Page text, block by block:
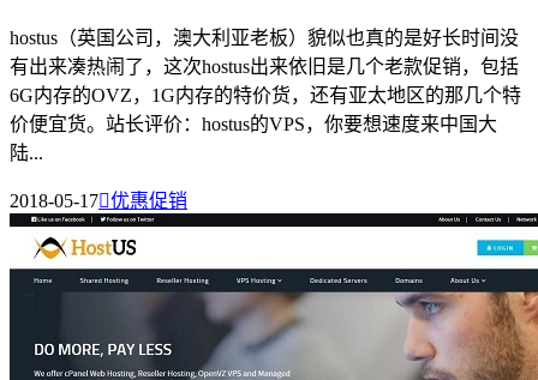
hostus（英国公司，澳大利亚老板）貌似也真的是好长时间没
有出来凑热闹了，这次hostus出来依旧是几个老款促销，包括
6G内存的OVZ，1G内存的特价货，还有亚太地区的那几个特
价便宜货。站长评价：hostus的VPS，你要想速度来中国大
陆...
2018-05-17优惠促销